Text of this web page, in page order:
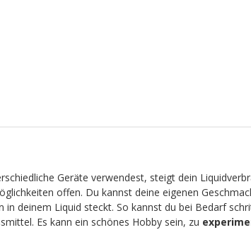
Geräte verwendest, steigt dein
offen. Du kannst deine eigenen
deinem Liquid steckt. So kannst du bei Bedarf
Es kann ein schönes Hobby sein, zu